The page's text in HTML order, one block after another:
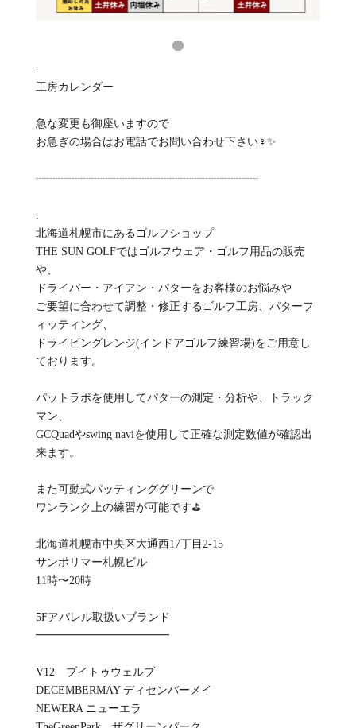
.
工房カレンダー
急な変更も御座いますので
お急ぎの場合はお電話でお問い合わせ下さい‍♀️✨
┈┈┈┈┈┈┈┈┈┈┈┈┈┈┈┈┈┈┈┈
.
北海道札幌市にあるゴルフショップ
THE SUN GOLFではゴルフウェア・ゴルフ用品の販売
や、
ドライバー・アイアン・パターをお客様のお悩みや
ご要望に合わせて調整・修正するゴルフ工房、パターフ
ィッティング、
ドライビングレンジ(インドアゴルフ練習場)をご用意し
ております。
パットラボを使用してパターの測定・分析や、トラック
マン、
GCQuadやswing naviを使用して正確な測定数値が確認出
来ます。
また可動式パッティンググリーンで
ワンランク上の練習が可能です⛳️
北海道札幌市中央区大通西17丁目2-15
サンポリマー札幌ビル
11時〜20時
5Fアパレル取扱いブランド
━━━━━━━━━━━━
V12 ブイトゥウェルブ
DECEMBERMAY ディセンバーメイ
NEWERA ニューエラ